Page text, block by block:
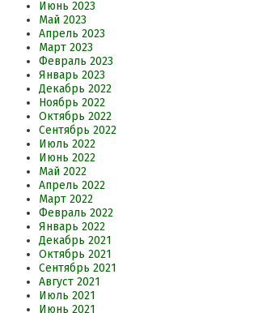
Июнь 2023
Май 2023
Апрель 2023
Март 2023
Февраль 2023
Январь 2023
Декабрь 2022
Ноябрь 2022
Октябрь 2022
Сентябрь 2022
Июль 2022
Июнь 2022
Май 2022
Апрель 2022
Март 2022
Февраль 2022
Январь 2022
Декабрь 2021
Октябрь 2021
Сентябрь 2021
Август 2021
Июль 2021
Июнь 2021